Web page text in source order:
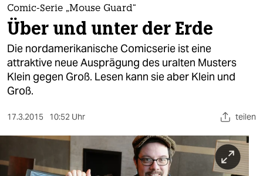
themen
politik
öko
gesellschaft
kultur
sport
berlin
Comic-Serie „Mouse Guard“
Über und unter der Erde
Die nordamerikanische Comicserie ist eine
attraktive neue Ausprägung des uralten Musters
Klein gegen Groß. Lesen kann sie aber Klein und
Groß.
17.3.2015 10:52 Uhr teilen